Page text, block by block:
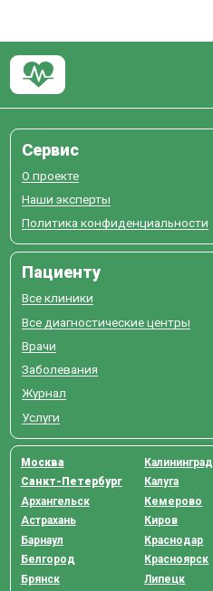
Сервис
О проекте
Наши эксперты
Политика конфиденциальности
Пациенту
Все клиники
Все диагностические центры
Врачи
Заболевания
Журнал
Услуги
Москва
Санкт-Петербург
Архангельск
Астрахань
Барнаул
Белгород
Брянск
Калининград
Калуга
Кемерово
Киров
Краснодар
Красноярск
Липецк